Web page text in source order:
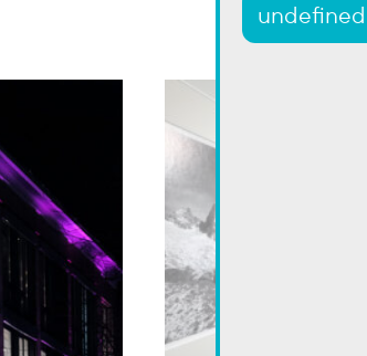
undefined